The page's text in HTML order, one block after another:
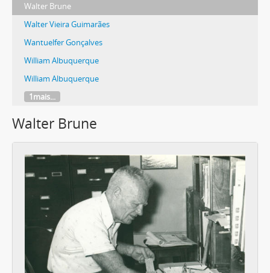
Walter Brune
Walter Vieira Guimarães
Wantuelfer Gonçalves
William Albuquerque
William Albuquerque
1mais...
Walter Brune